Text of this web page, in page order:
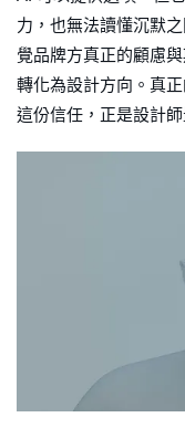
力，也無法讀懂沉默
覺品牌方真正的顧慮
轉化為設計方向。真
這份信任，正是設計